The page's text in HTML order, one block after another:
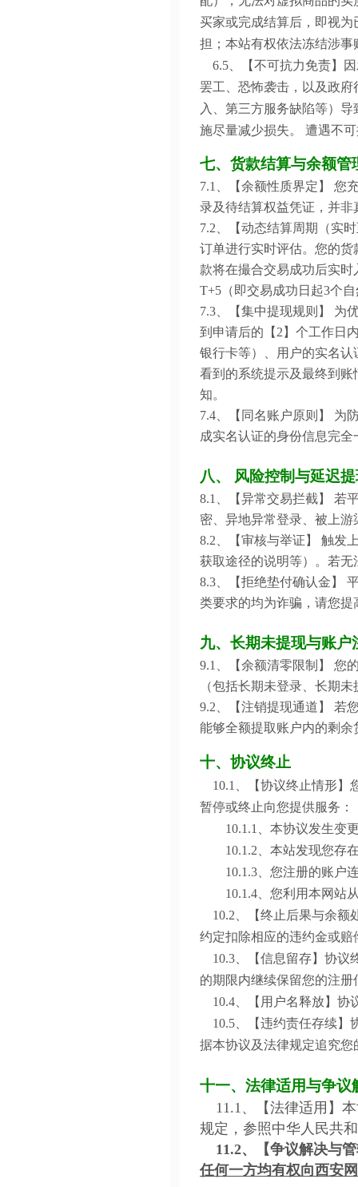
买家或完成结算后，即视
担；本站有权依法冻结涉
6.5、【不可抗力免责】
罢工、恐怖袭击，以及政
入、第三方服务缺陷等）
施尽量减少损失。 遭遇不
七、货款结算与余额管
7.1、【余额性质界定】 您
录及待结算权益凭证，并
7.2、【动态结算周期（实
订单进行实时评估。您的
款将在撮合交易成功后实
T+5（即交易成功日起3个
7.3、【集中提现规则】 为
到申请后的【2】个工作日
银行卡等）、用户的实名
看到的系统提示及最终到
知。
7.4、【同名账户原则】 为
成实名认证的身份信息完
八、 风险控制与延迟
8.1、【异常交易拦截】 若
密、异地异常登录、被上
8.2、【审核与举证】 触发
获取途径的说明等）。若
8.3、【拒绝垫付确认金】
类要求的均为诈骗，请您
九、长期未提现与账户
9.1、【余额清零限制】 您
（包括长期未登录、长期
9.2、【注销提现通道】 若
能够全额提取账户内的剩余
十、协议终止
10.1、【协议终止情形】
暂停或终止向您提供服务：
10.1.1、本协议发生变
10.1.2、本站发现您存在
10.1.3、您注册的账户连
10.1.4、您利用本网站从
10.2、【终止后果与余额
约定扣除相应的违约金或
10.3、【信息留存】协议
的期限内继续保留您的注
10.4、【用户名释放】协
10.5、【违约责任存续】
据本协议及法律规定追究您
十一、法律适用与争议
11.1、【法律适用】本
规定，参照中华人民共
11.2、【争议解决与
任何一方均有权向西安